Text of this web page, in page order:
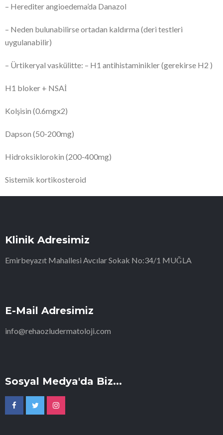
– Herediter angioedema’da Danazol
– Neden bulunabilirse ortadan kaldırma (deri testleri
uygulanabilir)
– Ürtikeryal vaskülitte: – H1 antihistaminikler (gerekirse H2 )
H1 bloker + NSAİ
Kolşisin (0.6mgx2)
Dapson (50-200mg)
Hidroksiklorokin (200-400mg)
Sistemik kortikosteroid
Klinik Adresimiz
Emirbeyazıt Mahallesi Avcılar Sokak No:34/1 MUĞLA
E-Mail Adresimiz
info@rehaozludermatoloji.com
Sosyal Medya'da Biz...